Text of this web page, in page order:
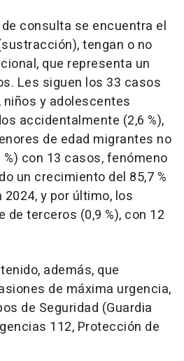
consulta se encuentra el
tengan o no
que representa un
Les siguen los 33 casos
y adolescentes
accidentalmente (2,6 %),
de edad migrantes no
con 13 casos, fenómeno
un crecimiento del 85,7 %
y por último, los
terceros (0,9 %), con 12
además, que
de máxima urgencia,
de Seguridad (Guardia
112, Protección de